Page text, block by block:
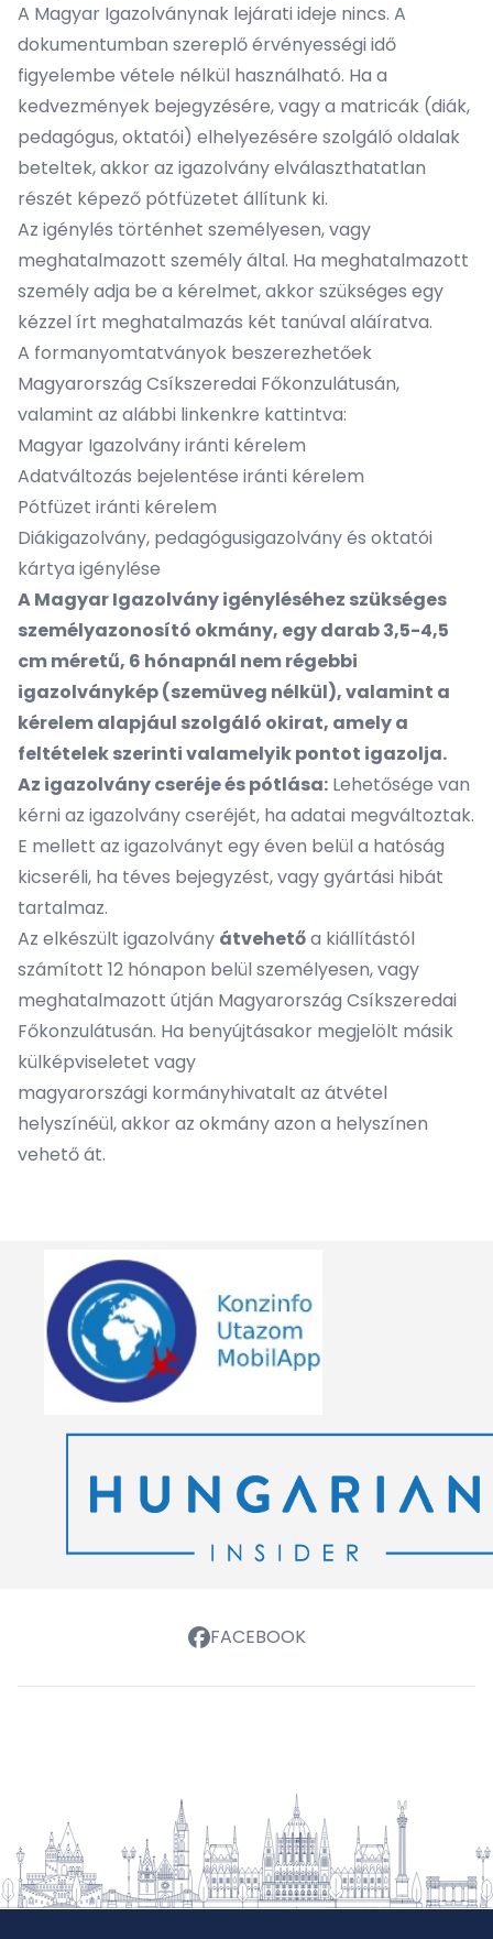
A Magyar Igazolványnak lejárati ideje nincs. A
dokumentumban szereplő érvényességi idő
figyelembe vétele nélkül használható. Ha a
kedvezmények bejegyzésére, vagy a matricák (diák,
pedagógus, oktatói) elhelyezésére szolgáló oldalak
beteltek, akkor az igazolvány elválaszthatatlan
részét képező pótfüzetet állítunk ki.
Az igénylés történhet személyesen, vagy
meghatalmazott személy által. Ha meghatalmazott
személy adja be a kérelmet, akkor szükséges egy
kézzel írt meghatalmazás két tanúval aláíratva.
A formanyomtatványok beszerezhetőek
Magyarország Csíkszeredai Főkonzulátusán,
valamint az alábbi linkenkre kattintva:
Magyar Igazolvány iránti kérelem
Adatváltozás bejelentése iránti kérelem
Pótfüzet iránti kérelem
Diákigazolvány, pedagógusigazolvány és oktatói
kártya igénylése
A Magyar Igazolvány igényléséhez szükséges
személyazonosító okmány, egy darab 3,5-4,5
cm méretű, 6 hónapnál nem régebbi
igazolványkép (szemüveg nélkül), valamint a
kérelem alapjául szolgáló okirat, amely a
feltételek szerinti valamelyik pontot igazolja.
Az igazolvány cseréje és pótlása: Lehetősége van
kérni az igazolvány cseréjét, ha adatai megváltoztak.
E mellett az igazolványt egy éven belül a hatóság
kicseréli, ha téves bejegyzést, vagy gyártási hibát
tartalmaz.
Az elkészült igazolvány átvehetőa kiállítástól
számított 12 hónapon belül személyesen, vagy
meghatalmazott útján Magyarország Csíkszeredai
Főkonzulátusán. Ha benyújtásakor megjelölt másik
külképviseletet vagy
magyarországi kormányhivatalt az átvétel
helyszínéül, akkor az okmány azon a helyszínen
vehető át.
FACEBOOK